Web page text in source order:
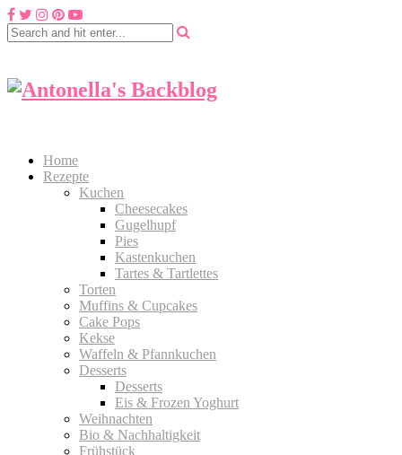
Home
Rezepte
Kuchen
Cheesecakes
Gugelhupf
Pies
Kastenkuchen
Tartes & Tartlettes
Torten
Muffins & Cupcakes
Cake Pops
Kekse
Waffeln & Pfannkuchen
Desserts
Desserts
Eis & Frozen Yoghurt
Weihnachten
Bio & Nachhaltigkeit
Frühstück